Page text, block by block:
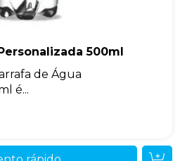
500ml
de Água
é...